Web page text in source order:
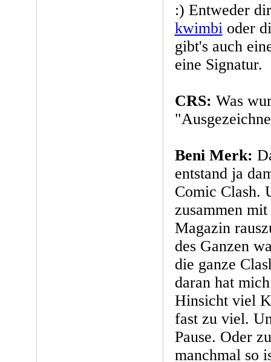
:) Entweder
kwimbioder
gibt's auch
eine Signatur.
CRS: Was
Beni Merk:
entstand ja
Comic Clash.
zusammen
Magazin
des Ganzen
die ganze
daran hat
Hinsicht viel
fast zu viel.
Pause. Oder
manchmal so